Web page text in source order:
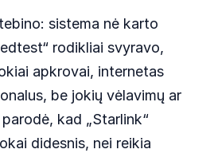
sistema nė karto
rodikliai svyravo,
apkrovai, internetas
be jokių vėlavimų ar
kad „Starlink“
didesnis, nei reikia